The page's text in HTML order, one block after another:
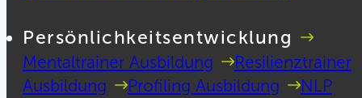
Persönlichkeitsentwicklung
Mentaltrainer Ausbildung
Resilienztrainer
Ausbildung
Profiling Ausbildung
NLP